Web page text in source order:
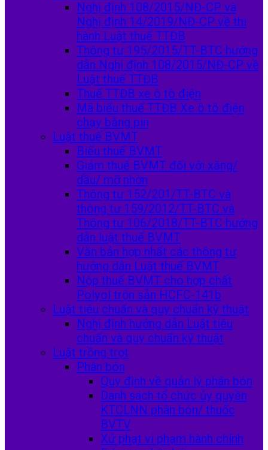
Nghị định 108/2015/NĐ-CP và
Nghị định 14/2019/NĐ-CP về thi
hành Luật thuế TTĐB
Thông tư 195/2015/TT-BTC hướng
dẫn Nghị định 108/2015/NĐ-CP về
Luật thuế TTĐB
Thuế TTĐB xe ô tô điện
Mã biểu thuế TTĐB Xe ô tô điện
chạy bằng pin
Luật thuế BVMT
Biểu thuế BVMT
Giảm thuế BVMT đối với xăng/
dầu/ mỡ nhờn
Thông tư 152/201/TT-BTC và
thông tư 159/2012/TT-BTC và
Thông tư 106/2018/TT-BTC hướng
dẫn luật thuế BVMT
Văn bản hợp nhất các thông tư
hướng dẫn Luật thuế BVMT
Nộp thuế BVMT cho hợp chất
Polyol trộn sẵn HCFC-141b
Luật tiêu chuẩn và quy chuẩn kỹ thuật
Nghị định hướng dẫn Luật tiêu
chuẩn và quy chuẩn kỹ thuật
Luật trồng trọt
Phân bón
Quy định về quản lý phân bón
Danh sách tổ chức ủy quyền
KTCLNN phân bón/ thuốc
BVTV
Xử phạt vi phạm hành chính